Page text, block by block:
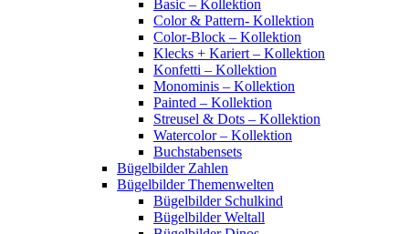
Basic – Kollektion
Color & Pattern- Kollektion
Color-Block – Kollektion
Klecks + Kariert – Kollektion
Konfetti – Kollektion
Monominis – Kollektion
Painted – Kollektion
Streusel & Dots – Kollektion
Watercolor – Kollektion
Buchstabensets
Bügelbilder Zahlen
Bügelbilder Themenwelten
Bügelbilder Schulkind
Bügelbilder Weltall